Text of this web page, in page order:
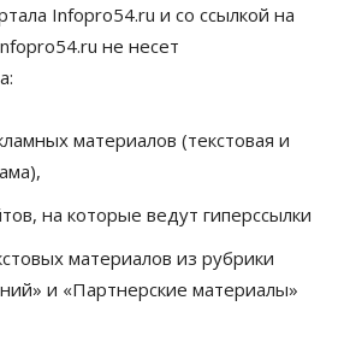
к визиту Владимира
Общество
назвал главные причины
пунктах Мошковского района
Infopro54.ru и со ссылкой на
не несет
материалов (текстовая и
на которые ведут гиперссылки
материалов из рубрики
и «Партнерские материалы»